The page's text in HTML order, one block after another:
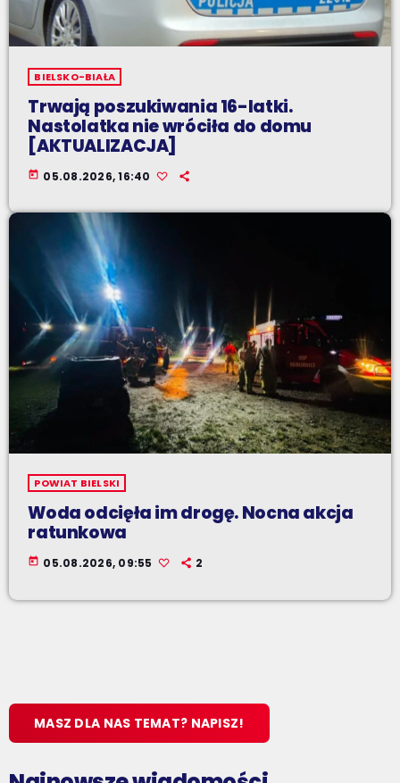
BIELSKO-BIAŁA
Trwają poszukiwania 16-latki.
Nastolatka nie wróciła do domu
[AKTUALIZACJA]
today 05.08.2026, 16:40
POWIAT BIELSKI
Woda odcięła im drogę. Nocna akcja
ratunkowa
today 05.08.2026, 09:55 2
MASZ DLA NAS TEMAT? NAPISZ!